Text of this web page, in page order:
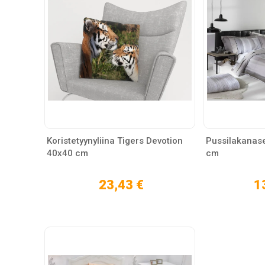
Koristetyynyliina Tigers Devotion
40x40 cm
23,43 €
cm